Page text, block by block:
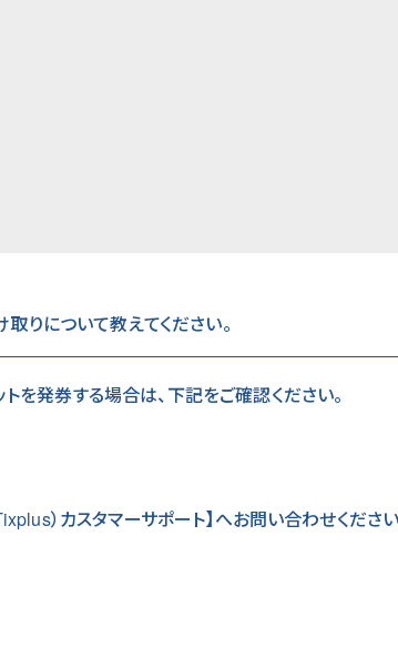
りについて教えてください。
を発券する場合は、下記をご確認ください。
）カスタマーサポート】へお問い合わせください